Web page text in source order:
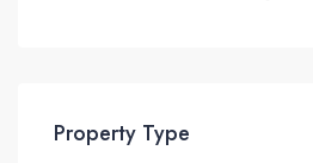
Property Type